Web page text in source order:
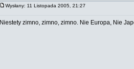
Wysłany: 11 Listopada 2005, 21:27
Niestety zimno, zimno, zimno. Nie Europa, Nie